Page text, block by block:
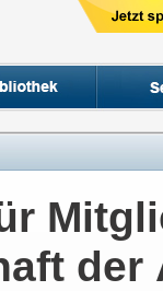
der